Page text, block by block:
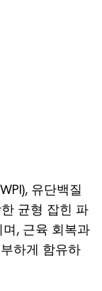
유단백질
균형 잡힌 파
, 근육 회복과
하게 함유하